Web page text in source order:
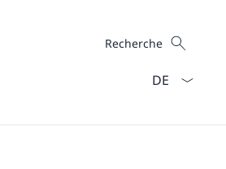
Recherche
Recherche